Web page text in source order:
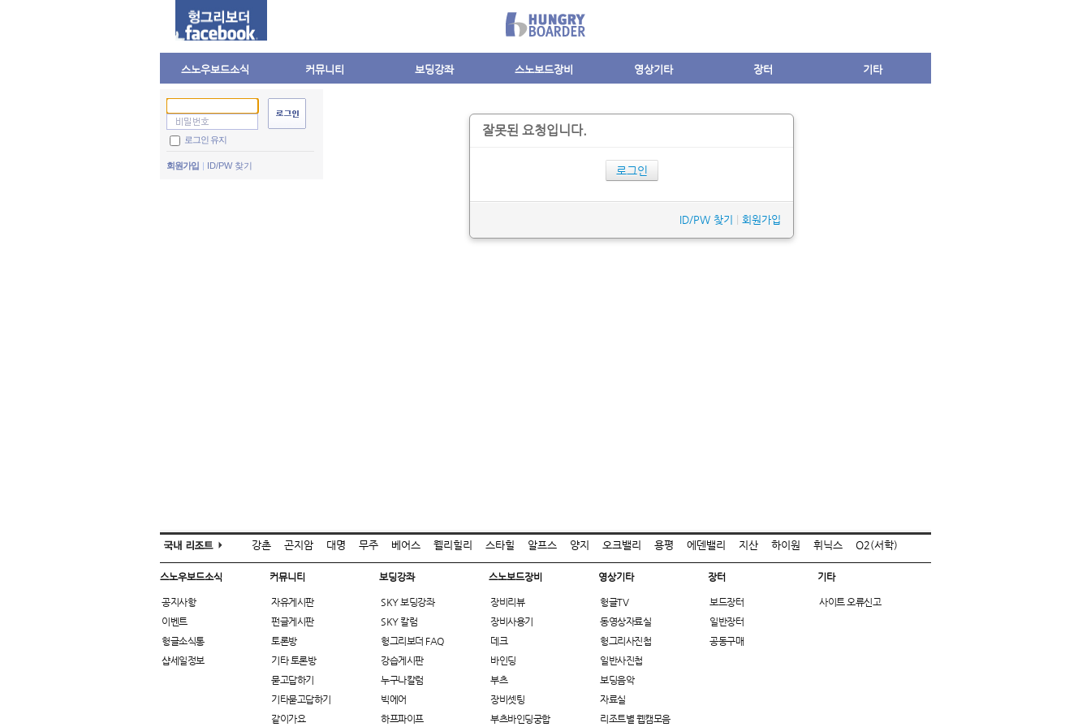
스노우보드소식 커뮤니티 보딩강좌 스노보드장비 영상기타 장터 기타
로그인 유지
회원가입 ID/PW 찾기
잘못된 요청입니다.
로그인
ID/PW 찾기 회원가입
강촌 곤지암 대명 무주 베어스 웰리힐리 스타힐 알프스 양지 오크밸리 용평 에덴밸리 지산 하이원 휘닉스 O2(서학)
스노우보드소식
공지사항
이벤트
헝글소식통
샵세일정보
커뮤니티
자유게시판
펀글게시판
토론방
기타 토론방
묻고답하기
기타묻고답하기
같이가요
보딩강좌
SKY 보딩강좌
SKY 칼럼
헝그리보더 FAQ
강습게시판
누구나칼럼
빅에어
하프파이프
스노보드장비
장비리뷰
장비사용기
데크
바인딩
부츠
장비셋팅
부츠바인딩궁합
영상기타
헝글TV
동영상자료실
헝그리사진첩
일반사진첩
보딩음악
자료실
리조트별 웹캠모음
장터
보드장터
일반장터
공동구매
기타
사이트 오류신고